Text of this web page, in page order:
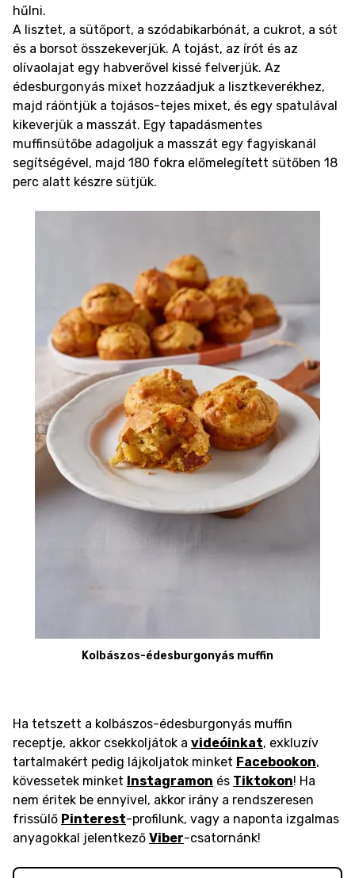
hűlni.
A lisztet, a sütőport, a szódabikarbónát, a cukrot, a sót
és a borsot összekeverjük. A tojást, az írót és az
olívaolajat egy habverővel kissé felverjük. Az
édesburgonyás mixet hozzáadjuk a lisztkeverékhez,
majd ráöntjük a tojásos-tejes mixet, és egy spatulával
kikeverjük a masszát. Egy tapadásmentes
muffinsütőbe adagoljuk a masszát egy fagyiskanál
segítségével, majd 180 fokra előmelegített sütőben 18
perc alatt készre sütjük.
Kolbászos-édesburgonyás muffin
Ha tetszett a kolbászos-édesburgonyás muffin
receptje, akkor csekkoljátok a videóinkat, exkluzív
tartalmakért pedig lájkoljatok minket Facebookon,
kövessetek minket Instagramon és Tiktokon! Ha
nem éritek be ennyivel, akkor irány a rendszeresen
frissülő Pinterest-profilunk, vagy a naponta izgalmas
anyagokkal jelentkező Viber-csatornánk!